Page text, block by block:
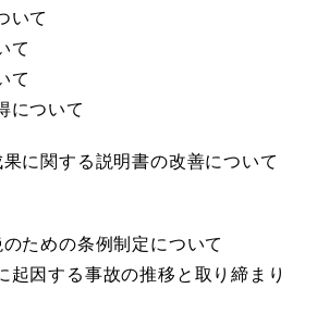
いて
て
て
について
に関する説明書の改善について
ための条例制定について
起因する事故の推移と取り締まり